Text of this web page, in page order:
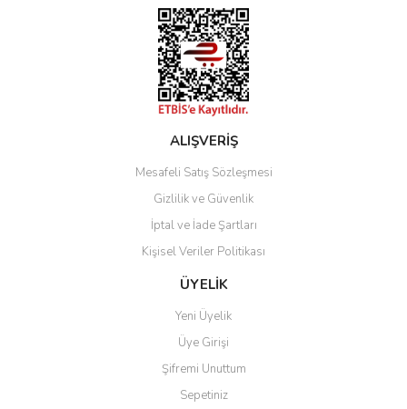
Gönder
ALIŞVERİŞ
Mesafeli Satış Sözleşmesi
Gizlilik ve Güvenlik
İptal ve İade Şartları
Kişisel Veriler Politikası
ÜYELİK
Yeni Üyelik
Üye Girişi
Şifremi Unuttum
Sepetiniz